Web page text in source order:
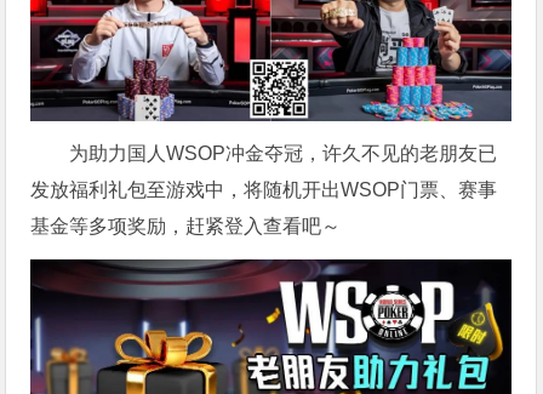
为助力国人WSOP冲金夺冠，许久不见的老朋友已
发放福利礼包至游戏中，将随机开出WSOP门票、赛事
基金等多项奖励，赶紧登入查看吧～